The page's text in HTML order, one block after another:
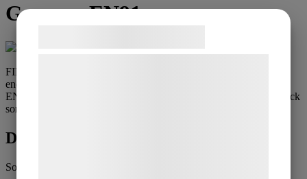
Geomax EN91
FIM-godkänt endurodäck. Med en stomme anpassad för
enduromotorcyklarnas särskilda användningskrav, har GEOMAX
EN91 större avstånd mellan klackarna och ett särskilt utformat block
som stärker greppet på raksträckor och vid kurvtagning.
Dunlop Geomax EN91 - Alla storlekar
Sortering